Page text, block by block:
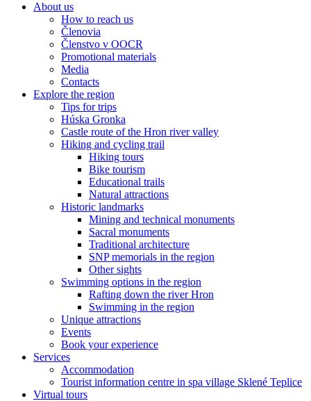
About us
How to reach us
Členovia
Členstvo v OOCR
Promotional materials
Media
Contacts
Explore the region
Tips for trips
Húska Gronka
Castle route of the Hron river valley
Hiking and cycling trail
Hiking tours
Bike tourism
Educational trails
Natural attractions
Historic landmarks
Mining and technical monuments
Sacral monuments
Traditional architecture
SNP memorials in the region
Other sights
Swimming options in the region
Rafting down the river Hron
Swimming in the region
Unique attractions
Events
Book your experience
Services
Accommodation
Tourist information centre in spa village Sklené Teplice
Virtual tours